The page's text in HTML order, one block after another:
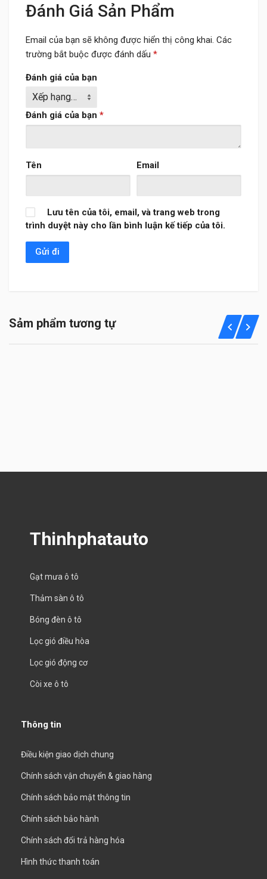
Đánh Giá Sản Phẩm
Email của bạn sẽ không được hiển thị công khai. Các
trường bắt buộc được đánh dấu *
Đánh giá của bạn
Đánh giá của bạn *
Tên Email
Lưu tên của tôi, email, và trang web trong
trình duyệt này cho lần bình luận kế tiếp của tôi.
Sảm phẩm tương tự
Thinhphatauto
Gạt mưa ô tô
Thảm sàn ô tô
Bóng đèn ô tô
Lọc gió điều hòa
Lọc gió động cơ
Còi xe ô tô
Thông tin
Điều kiện giao dịch chung
Chính sách vận chuyển & giao hàng
Chính sách bảo mật thông tin
Chính sách bảo hành
Chính sách đổi trả hàng hóa
Hình thức thanh toán